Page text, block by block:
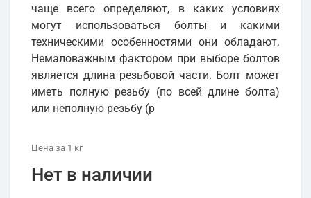
чаще всего определяют, в каких условиях
могут использоваться болты и какими
техническими особенностями они обладают.
Немаловажным фактором при выборе болтов
является длина резьбовой части. Болт может
иметь полную резьбу (по всей длине болта)
или неполную резьбу (р
Цена за 1 кг
Нет в наличии